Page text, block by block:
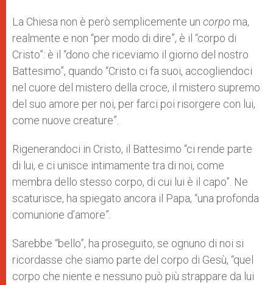
La Chiesa non è però semplicemente un corpo ma,
realmente e non “per modo di dire”, è il “corpo di
Cristo”: è il “dono che riceviamo il giorno del nostro
Battesimo”, quando “Cristo ci fa suoi, accogliendoci
nel cuore del mistero della croce, il mistero supremo
del suo amore per noi, per farci poi risorgere con lui,
come nuove creature”.
Rigenerandoci in Cristo, il Battesimo “ci rende parte
di lui, e ci unisce intimamente tra di noi, come
membra dello stesso corpo, di cui lui è il capo”. Ne
scaturisce, ha spiegato ancora il Papa, “una profonda
comunione d’amore”.
Sarebbe “bello”, ha proseguito, se ognuno di noi si
ricordasse che siamo parte del corpo di Gesù, “quel
corpo che niente e nessuno può più strappare da lui